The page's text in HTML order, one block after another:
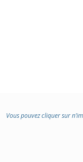
Vous pouvez cliquer sur